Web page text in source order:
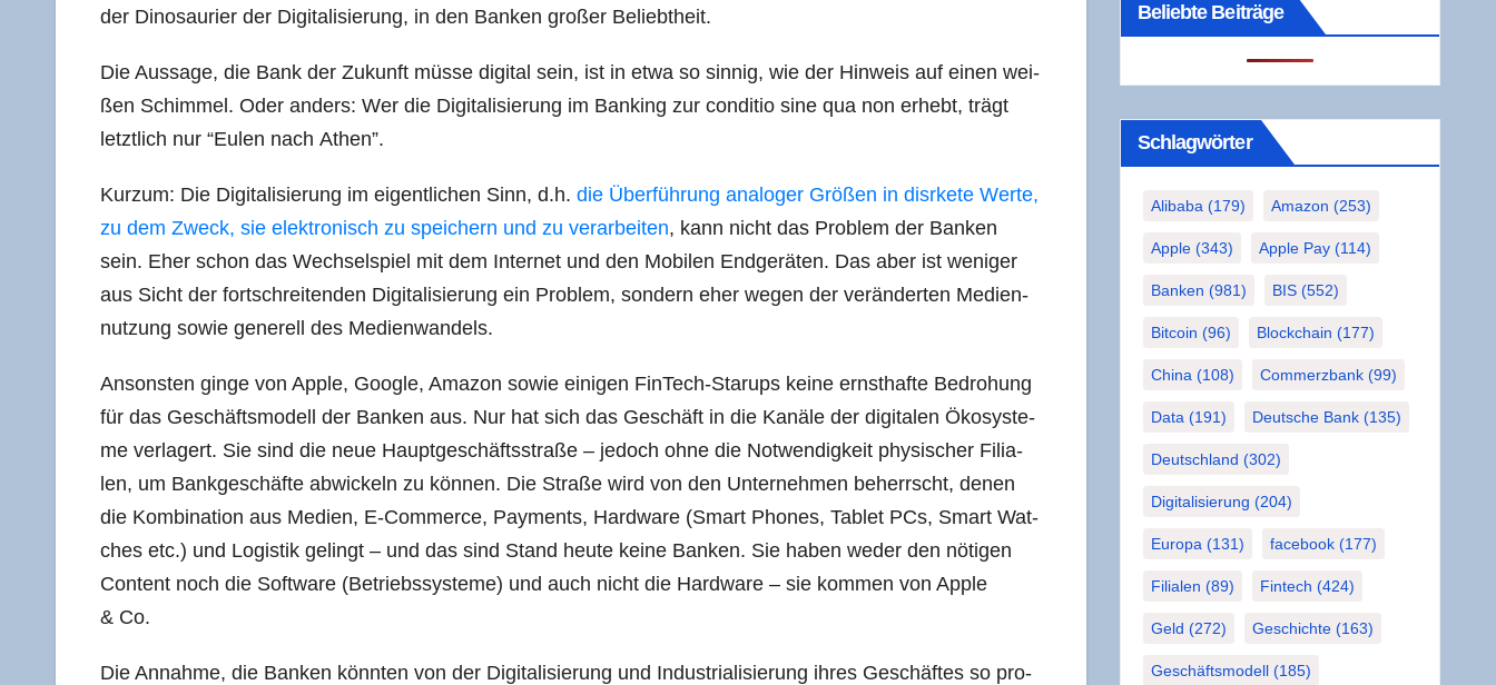
der Dino­sau­ri­er der Digi­ta­li­sie­rung, in den Ban­ken gro­ßer Beliebtheit.
Die Aus­sa­ge, die Bank der Zukunft müs­se digi­tal sein, ist in etwa so sin­nig, wie der Hin­weis auf einen wei­
ßen Schim­mel. Oder anders: Wer die Digi­ta­li­sie­rung im Ban­king zur con­di­tio sine qua non erhebt, trägt
letzt­lich nur “Eulen nach Athen”.
Kurz­um: Die Digi­ta­li­sie­rung im eigent­li­chen Sinn, d.h. die Über­füh­rung ana­lo­ger Grö­ßen in disrke­te Wer­te,
zu dem Zweck, sie elek­tro­nisch zu spei­chern und zu ver­ar­bei­ten, kann nicht das Pro­blem der Ban­ken
sein. Eher schon das Wech­sel­spiel mit dem Inter­net und den Mobi­len End­ge­rä­ten. Das aber ist weni­ger
aus Sicht der fort­schrei­ten­den Digi­ta­li­sie­rung ein Pro­blem, son­dern eher wegen der ver­än­der­ten Medi­en­
nut­zung sowie gene­rell des Medienwandels.
Ansons­ten gin­ge von Apple, Goog­le, Ama­zon sowie eini­gen Fin­Tech-Sta­rups kei­ne ernst­haf­te Bedro­hung
für das Geschäfts­mo­dell der Ban­ken aus. Nur hat sich das Geschäft in die Kanä­le der digi­ta­len Öko­sys­te­
me ver­la­gert. Sie sind die neue Haupt­ge­schäfts­stra­ße – jedoch ohne die Not­wen­dig­keit phy­si­scher Filia­
len, um Bank­ge­schäf­te abwi­ckeln zu kön­nen. Die Stra­ße wird von den Unter­neh­men beherrscht, denen
die Kom­bi­na­ti­on aus Medi­en, E‑Commerce, Pay­ments, Hard­ware (Smart Pho­nes, Tablet PCs, Smart Wat­
ches etc.) und Logis­tik gelingt – und das sind Stand heu­te kei­ne Ban­ken. Sie haben weder den nöti­gen
Con­tent noch die Soft­ware (Betriebs­sys­te­me) und auch nicht die Hard­ware – sie kom­men von Apple
& Co.
Die Annah­me, die Ban­ken könn­ten von der Digi­ta­li­sie­rung und Indus­tria­li­sie­rung ihres Geschäf­tes so pro­
Beliebte Beiträge
Schlag­wör­ter
Alibaba (179) Amazon (253)
Apple(343) Apple Pay(114)
Banken (981) BIS(552)
Bitcoin (96) Blockchain (177)
China (108) Commerzbank(99)
Data (191) Deutsche Bank(135)
Deutschland (302)
Digitalisierung (204)
Europa (131) facebook(177)
Filialen (89) Fintech (424)
Geld (272) Geschichte(163)
Geschäftsmodell(185)